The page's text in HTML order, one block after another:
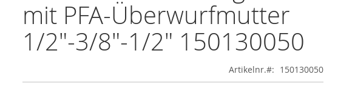
mit PFA-Überwurfmutter
1/2"-3/8"-1/2" 150130050
Artikelnr. 150130050